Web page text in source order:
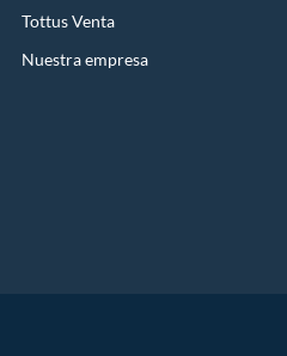
Tottus Venta
Nuestra empresa